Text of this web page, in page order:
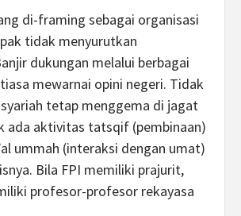
di-framing sebagai organisasi
tidak menyurutkan
dukungan melalui berbagai
mewarnai opini negeri. Tidak
tetap menggema di jagat
ada aktivitas tatsqif (pembinaan)
ummah (interaksi dengan umat)
Bila FPI memiliki prajurit,
profesor-profesor rekayasa